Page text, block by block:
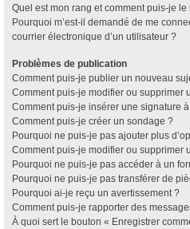
Quel est mon rang et comment puis-je le
Pourquoi m’est-il demandé de me
courrier électronique d’un utilisateur ?
Problèmes de publication
Comment puis-je publier un nouveau
Comment puis-je modifier ou supprimer
Comment puis-je insérer une signature
Comment puis-je créer un sondage ?
Pourquoi ne puis-je pas ajouter plus
Comment puis-je modifier ou supprimer
Pourquoi ne puis-je pas accéder à un
Pourquoi ne puis-je pas transférer de
Pourquoi ai-je reçu un avertissement ?
Comment puis-je rapporter des
À quoi sert le bouton « Enregistrer